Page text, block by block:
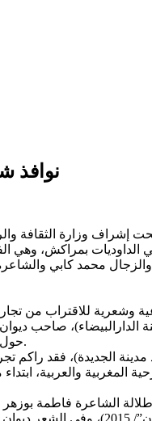
الداوديات بمراكش،
محمد كابي والشاعرة
وشعرية للاقتراب من
الدارالبيضاء)، صاحب
حول تجربة أحمد الجوماري “أشعار في الحب والموت” وتحت إشراف شاعر رائد آخر هو محمد الشيخي، جعله قريبا اليوم من المثن الشعري المغربي.
الشاعرة فاطمة بوزهر